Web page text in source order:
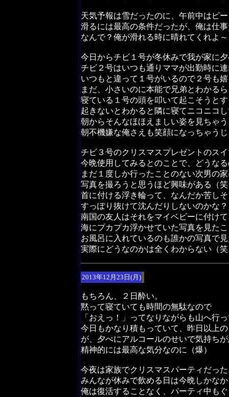
天気予報は雪だったのに、午前中はピ
滑るには最高の条件だったが、俺は仕
なんで？俺が滑れる時に晴れてくれよ
今日からチビ１号が冬休みで我が家に
チビ２号はいつも通りママが出勤時に
いつもと違って１号がいるので２号も
まだ、小さいのに本能で兄弟とわかる
寝ている１号の頭を叩いて起こそうと
起きないとわかると隣に寝てニコニコ
朝からそんなほほえましい姿を見ちゃ
朝不機嫌な俺さえも笑顔になっちゃう
チビ３号のクリスマスプレゼントのス
今晩使用してみるとのことで、どうな
まだ１度しか行ったことのない次男の
写真を撮ろうと思うほど興味がある（
首に付ける浮き輪って、なんだか苦し
すっぽり抜けて沈んだりしないのかな
南国の友人はそれをマイベビーに付けて
海にプカプカ浮かせていた写真を見た
お風呂に入れているのも誰かの写真で
実際にどうなのかは全くわからない（
2013年12月23日(月)
もちろん、２日酔い。
黙って寝ていても時間の無駄なので
「おえっ！」ってなりながらも山へ行
今日もかなり積もっていて、昨日以上
が、夕べにアルコールのせいで気持ち
精神的には最高な気分なのに（爆）
今夜は家族でクリスマスパーティだっ
みんなが休みで飲める日は今晩しかな
俺は復活することなく、パーティ中も